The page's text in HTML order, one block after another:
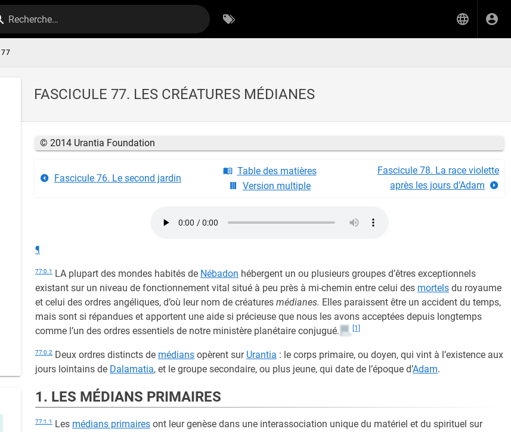
Recherche…
77
FASCICULE 77. LES CRÉATURES MÉDIANES
© 2014 Urantia Foundation
Fascicule 76. Le second jardin
Table des matières
Version multiple
Fascicule 78. La race violette
après les jours d’Adam
¶
77:0.1 LA plupart des mondes habités de Nébadon hébergent un ou plusieurs groupes d’êtres exceptionnels
existant sur un niveau de fonctionnement vital situé à peu près à mi-chemin entre celui des mortels du royaume
et celui des ordres angéliques, d’où leur nom de créatures médianes. Elles paraissent être un accident du temps,
mais sont si répandues et apportent une aide si précieuse que nous les avons acceptées depuis longtemps
comme l’un des ordres essentiels de notre ministère planétaire conjugué.
[1]
77:0.2 Deux ordres distincts de médians opèrent sur Urantia : le corps primaire, ou doyen, qui vint à l’existence aux
jours lointains de Dalamatia, et le groupe secondaire, ou plus jeune, qui date de l’époque d’Adam.
1. LES MÉDIANS PRIMAIRES
77:1.1 Les médians primaires ont leur genèse dans une interassociation unique du matériel et du spirituel sur